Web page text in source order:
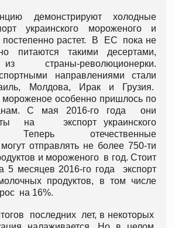
демонстрируют холодные
украинского мороженого и
постепенно растет. В ЕС пока не
питаются такими десертами,
из страны-революционерки.
направлениями стали
Молдова, Ирак и Грузия.
особенно пришлось по
С мая 2016-го года они
на экспорт украинского
Теперь отечественные
отправлять не более 750-ти
и мороженого в год. Стоит
5 месяцев 2016-го года экспорт
продуктов, в том числе
на 16%.
последних лет, в некоторых